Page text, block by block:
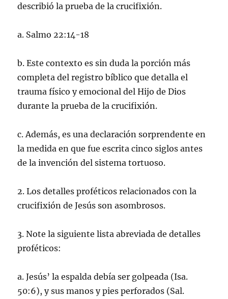
describió la prueba de la crucifixión.
a. Salmo 22:14-18
b. Este contexto es sin duda la porción más
completa del registro bíblico que detalla el
trauma físico y emocional del Hijo de Dios
durante la prueba de la crucifixión.
c. Además, es una declaración sorprendente en
la medida en que fue escrita cinco siglos antes
de la invención del sistema tortuoso.
2. Los detalles proféticos relacionados con la
crucifixión de Jesús son asombrosos.
3. Note la siguiente lista abreviada de detalles
proféticos:
a. Jesús’ la espalda debía ser golpeada (Isa.
50:6), y sus manos y pies perforados (Sal.